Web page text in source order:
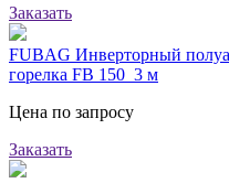
Заказать
FUBAG Инверторный
горелка FB 150_3 м
Цена по запросу
Заказать